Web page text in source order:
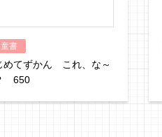
童書
めてずかん これ、な～
650